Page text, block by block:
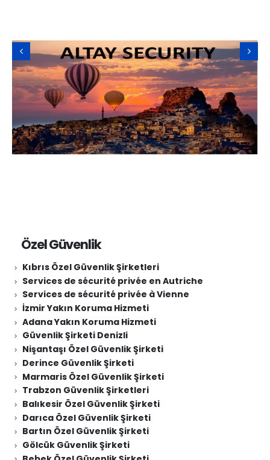
Özel Güvenlik
Kıbrıs Özel Güvenlik Şirketleri
Services de sécurité privée en Autriche
Services de sécurité privée à Vienne
İzmir Yakın Koruma Hizmeti
Adana Yakın Koruma Hizmeti
Güvenlik Şirketi Denizli
Nişantaşı Özel Güvenlik Şirketi
Derince Güvenlik Şirketi
Marmaris Özel Güvenlik Şirketi
Trabzon Güvenlik Şirketleri
Balıkesir Özel Güvenlik Şirketi
Darıca Özel Güvenlik Şirketi
Bartın Özel Güvenlik Şirketi
Gölcük Güvenlik Şirketi